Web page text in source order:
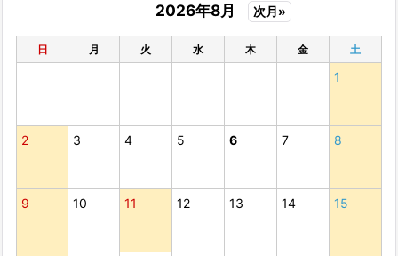
2026年8月 次月»
日 月 火 水 木 金 土
1
2 3 4 5 6 7 8
9 10 11 12 13 14 15